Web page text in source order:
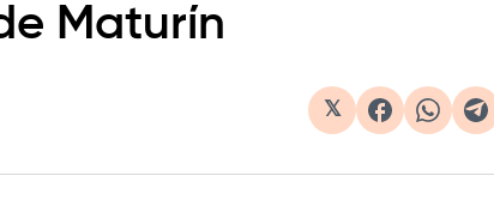
Maturín
𝕏